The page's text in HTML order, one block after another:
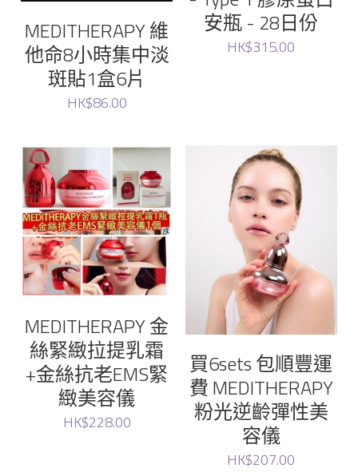
MEDITHERAPY 維
他命8小時集中淡
斑貼1盒6片
HK$86.00
安瓶 - 28日份
HK$315.00
MEDITHERAPY 金
絲緊緻拉提乳霜
+金絲抗老EMS緊
緻美容儀
HK$228.00
買6sets 包順豐運
費 MEDITHERAPY
粉光逆齡彈性美
容儀
HK$207.00